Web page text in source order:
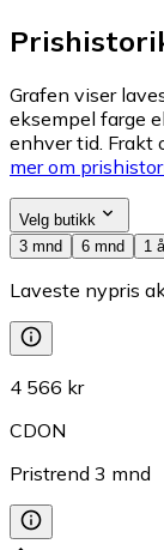
Grafen viser
eksempel farge
enhver tid. Frakt
mer om
Velg butikk
3 mnd
6 mnd 1
Laveste nypris
4 566 kr
CDON
Pristrend 3 mnd